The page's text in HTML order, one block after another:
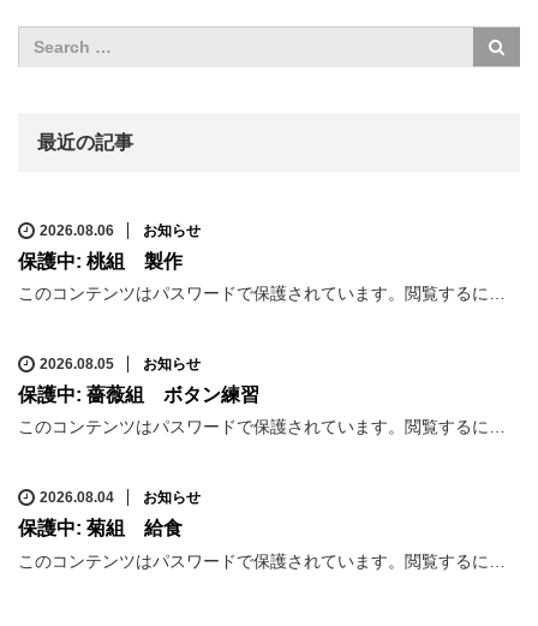
最近の記事
2026.08.06 お知らせ
保護中: 桃組 製作
このコンテンツはパスワードで保護されています。閲覧するに…
2026.08.05 お知らせ
保護中: 薔薇組 ボタン練習
このコンテンツはパスワードで保護されています。閲覧するに…
2026.08.04 お知らせ
保護中: 菊組 給食
このコンテンツはパスワードで保護されています。閲覧するに…